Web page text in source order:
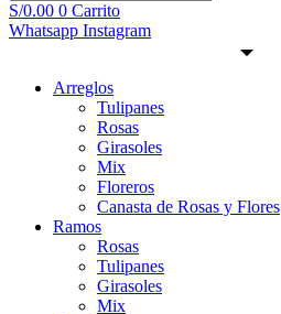
S/0.00 0 Carrito
Whatsapp Instagram
Arreglos
Tulipanes
Rosas
Girasoles
Mix
Floreros
Canasta de Rosas y Flores
Ramos
Rosas
Tulipanes
Girasoles
Mix